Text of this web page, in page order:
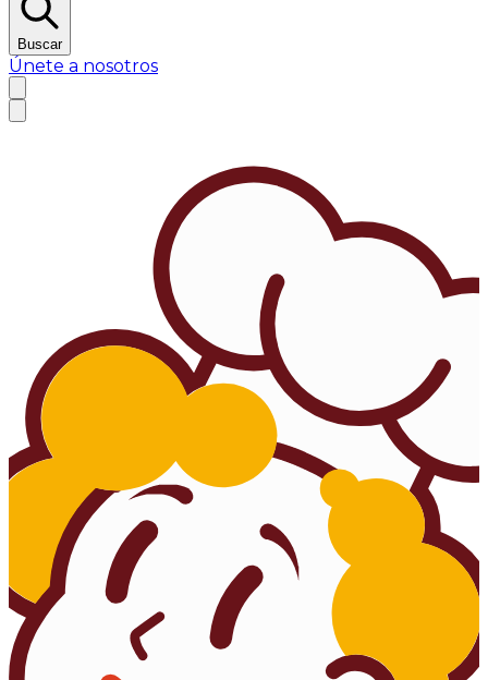
Buscar
Únete a nosotros